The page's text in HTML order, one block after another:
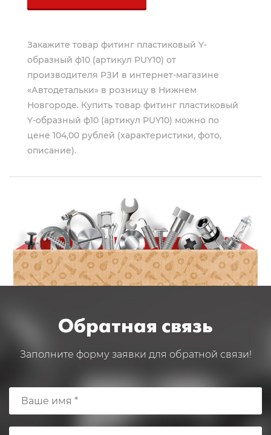
Закажите товар фитинг пластиковый Y-
образный ф10 (артикул PUY10) от
производителя РЗИ в интернет-магазине
«Автодетальки» в розницу в Нижнем
Новгороде. Купить товар фитинг пластиковый
Y-образный ф10 (артикул PUY10) можно по
цене 104,00 рублей (характеристики, фото,
описание).
Обратная связь
Заполните форму заявки для обратной связи!